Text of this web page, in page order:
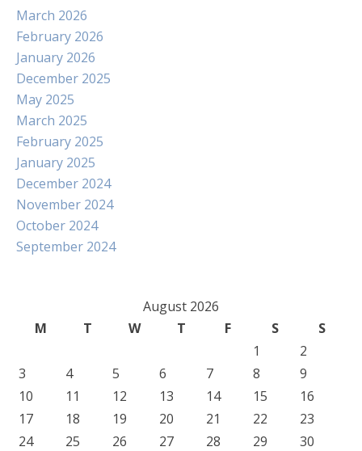
March 2026
February 2026
January 2026
December 2025
May 2025
March 2025
February 2025
January 2025
December 2024
November 2024
October 2024
September 2024
August 2026
M
T W T F S
S
1
2
3
4 5 6 7 8
9
10
11 12 13 14 15
16
17
18 19 20 21 22
23
24
25 26 27 28 29
30